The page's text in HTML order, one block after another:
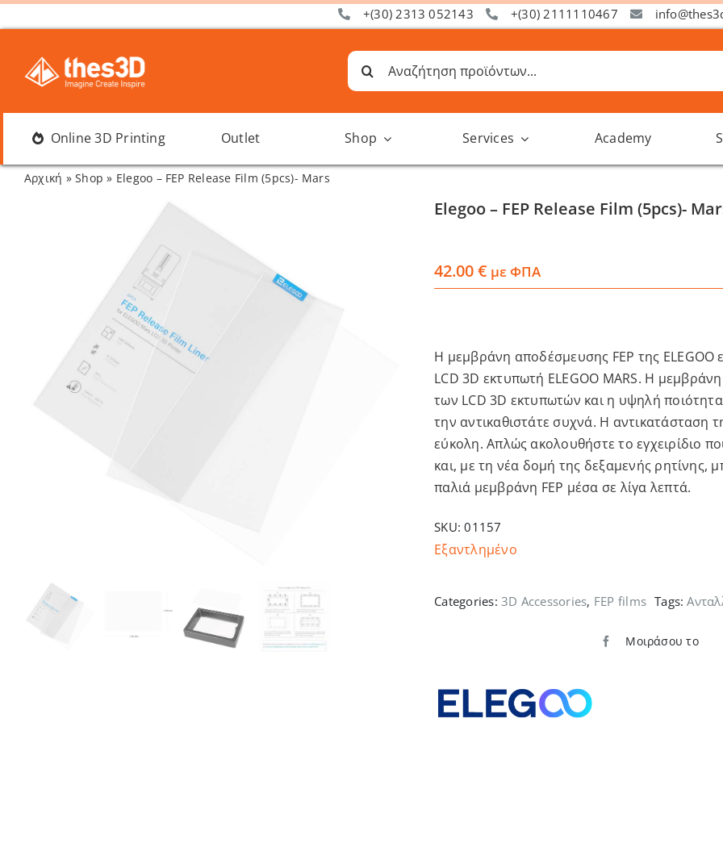
Μετάβαση
στο
περιεχόμενο
+(30) 2313 052143 +(30) 2111110467
Αναζήτηση
για:
Online 3D Printing Outlet Shop Services Academy
Αρχική »Shop » Elegoo – FEP Release Film (5pcs)- Mars
Elegoo – FEP Release Film (5pcs)-
42.00€ με ΦΠΑ
Η μεμβράνη αποδέσμευσης FEP της ELEGOO
LCD 3D εκτυπωτή ELEGOO MARS. Η
των LCD 3D εκτυπωτών και η υψηλή
την αντικαθιστάτε συχνά. Η αντικατάσταση
εύκολη. Απλώς ακολουθήστε το εγχειρίδιο
και, με τη νέα δομή της δεξαμενής ρητίνης,
παλιά μεμβράνη FEP μέσα σε λίγα λεπτά.
SKU:01157
Εξαντλημένο
Categories: 3D Accessories, FEP films Tags:
Μοιράσου το